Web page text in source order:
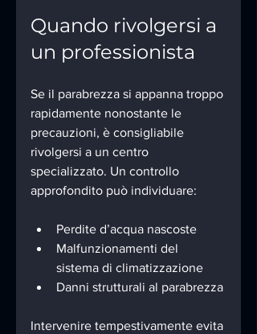
Quando rivolgersi a
un professionista
Se il parabrezza si appanna troppo
rapidamente nonostante le
precauzioni, è consigliabile
rivolgersi a un centro
specializzato. Un controllo
approfondito può individuare:
Perdite d’acqua nascoste
Malfunzionamenti del
sistema di climatizzazione
Danni strutturali al parabrezza
Intervenire tempestivamente evita